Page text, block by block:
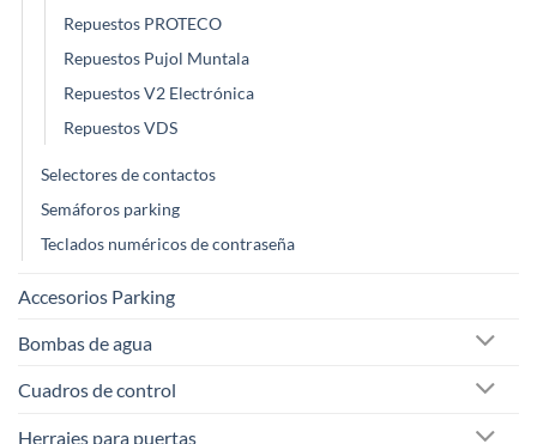
Repuestos PROTECO
Repuestos Pujol Muntala
Repuestos V2 Electrónica
Repuestos VDS
Selectores de contactos
Semáforos parking
Teclados numéricos de contraseña
Accesorios Parking
Bombas de agua
Cuadros de control
Herrajes para puertas